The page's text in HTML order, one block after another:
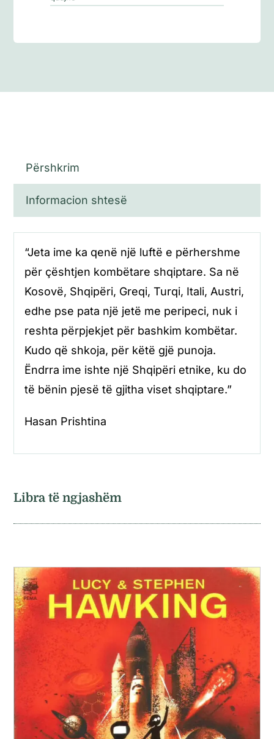
Përshkrim
Informacion shtesë
“Jeta ime ka qenë një luftë e përhershme
për çështjen kombëtare shqiptare. Sa në
Kosovë, Shqipëri, Greqi, Turqi, Itali, Austri,
edhe pse pata një jetë me peripeci, nuk i
reshta përpjekjet për bashkim kombëtar.
Kudo që shkoja, për këtë gjë punoja.
Ëndrra ime ishte një Shqipëri etnike, ku do
të bënin pjesë të gjitha viset shqiptare.”
Hasan Prishtina
Libra të ngjashëm